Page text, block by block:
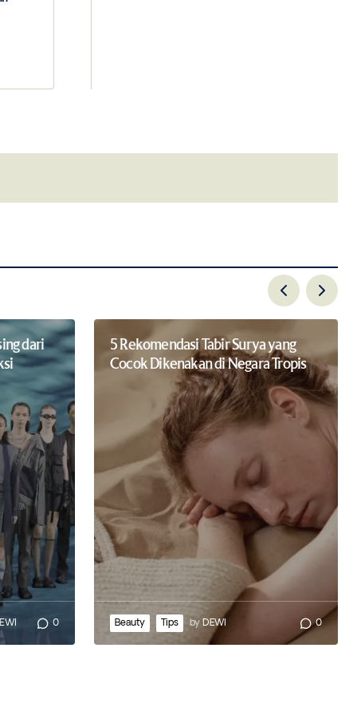
dari
0
5 Rekomendasi Tabir Surya yang
Cocok Dikenakan di Negara Tropis
Beauty Tips by DEWI 0